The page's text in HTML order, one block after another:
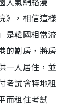
》，相信這樣
是韓國相當流
的劏房，將房
一人居住，並
考試會特地租
而租住考試